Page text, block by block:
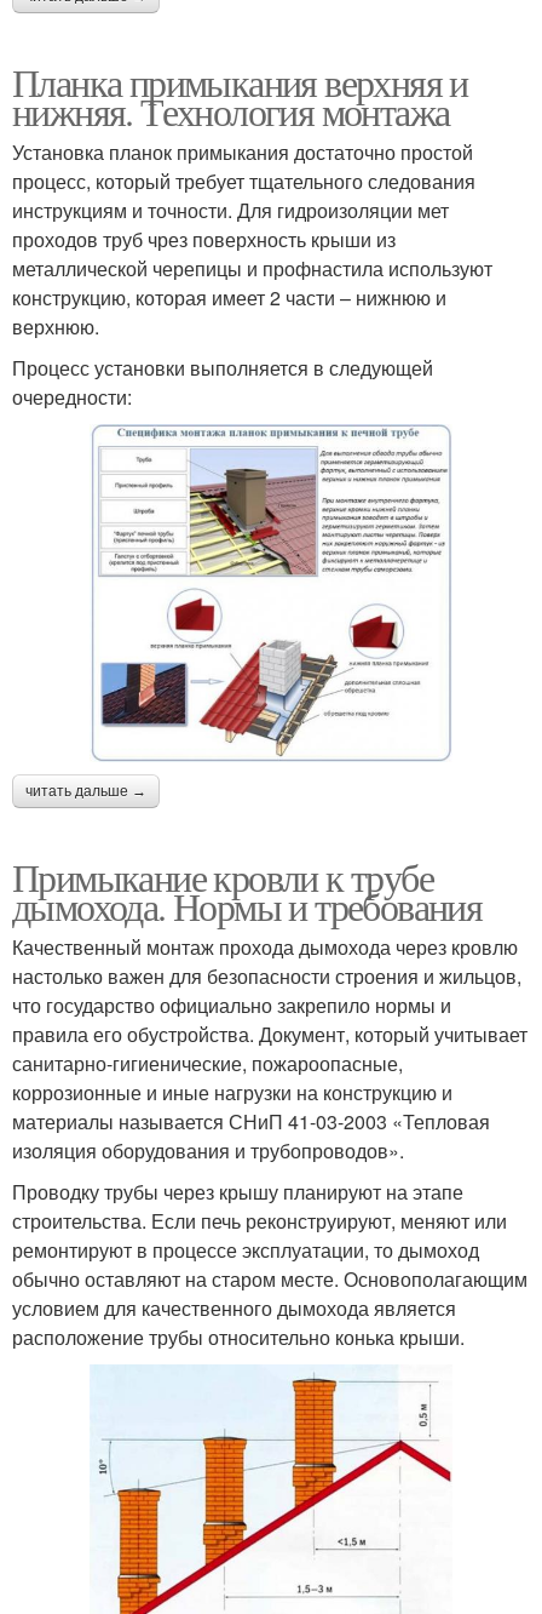
Планка примыкания верхняя и
нижняя. Технология монтажа
Установка планок примыкания достаточно простой
процесс, который требует тщательного следования
инструкциям и точности. Для гидроизоляции мет
проходов труб чрез поверхность крыши из
металлической черепицы и профнастила используют
конструкцию, которая имеет 2 части – нижнюю и
верхнюю.
Процесс установки выполняется в следующей
очередности:
читать дальше →
Примыкание кровли к трубе
дымохода. Нормы и требования
Качественный монтаж прохода дымохода через кровлю
настолько важен для безопасности строения и жильцов,
что государство официально закрепило нормы и
правила его обустройства. Документ, который учитывает
санитарно-гигиенические, пожароопасные,
коррозионные и иные нагрузки на конструкцию и
материалы называется СНиП 41-03-2003 «Тепловая
изоляция оборудования и трубопроводов».
Проводку трубы через крышу планируют на этапе
строительства. Если печь реконструируют, меняют или
ремонтируют в процессе эксплуатации, то дымоход
обычно оставляют на старом месте. Основополагающим
условием для качественного дымохода является
расположение трубы относительно конька крыши.